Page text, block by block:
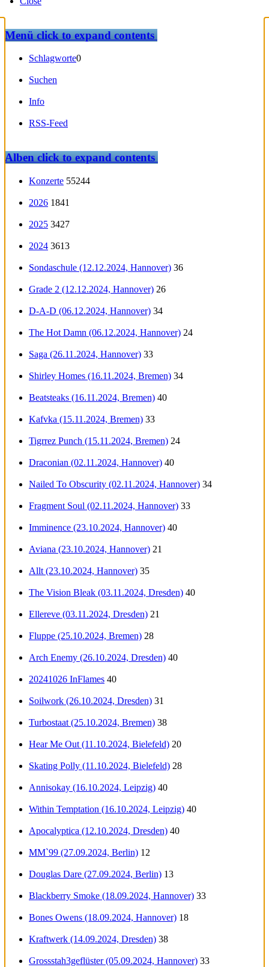
Menüclick to expand contents
Schlagworte0
Suchen
Info
RSS-Feed
Albenclick to expand contents
Konzerte 55244
2026 1841
2025 3427
2024 3613
Sondaschule (12.12.2024, Hannover) 36
Grade 2 (12.12.2024, Hannover) 26
D-A-D (06.12.2024, Hannover) 34
The Hot Damn (06.12.2024, Hannover) 24
Saga (26.11.2024, Hannover) 33
Shirley Homes (16.11.2024, Bremen) 34
Beatsteaks (16.11.2024, Bremen) 40
Kafvka (15.11.2024, Bremen) 33
Tigrrez Punch (15.11.2024, Bremen) 24
Draconian (02.11.2024, Hannover) 40
Nailed To Obscurity (02.11.2024, Hannover) 34
Fragment Soul (02.11.2024, Hannover) 33
Imminence (23.10.2024, Hannover) 40
Aviana (23.10.2024, Hannover) 21
Allt (23.10.2024, Hannover) 35
The Vision Bleak (03.11.2024, Dresden) 40
Ellereve (03.11.2024, Dresden) 21
Fluppe (25.10.2024, Bremen) 28
Arch Enemy (26.10.2024, Dresden) 40
20241026 InFlames 40
Soilwork (26.10.2024, Dresden) 31
Turbostaat (25.10.2024, Bremen) 38
Hear Me Out (11.10.2024, Bielefeld) 20
Skating Polly (11.10.2024, Bielefeld) 28
Annisokay (16.10.2024, Leipzig) 40
Within Temptation (16.10.2024, Leipzig) 40
Apocalyptica (12.10.2024, Dresden) 40
MM`99 (27.09.2024, Berlin) 12
Douglas Dare (27.09.2024, Berlin) 13
Blackberry Smoke (18.09.2024, Hannover) 33
Bones Owens (18.09.2024, Hannover) 18
Kraftwerk (14.09.2024, Dresden) 38
Grossstah3geflüster (05.09.2024, Hannover) 33